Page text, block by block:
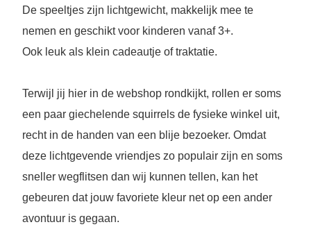
De speeltjes zijn lichtgewicht, makkelijk mee te
nemen en geschikt voor kinderen vanaf 3+.
Ook leuk als klein cadeautje of traktatie.
Terwijl jij hier in de webshop rondkijkt, rollen er soms
een paar giechelende squirrels de fysieke winkel uit,
recht in de handen van een blije bezoeker. Omdat
deze lichtgevende vriendjes zo populair zijn en soms
sneller wegflitsen dan wij kunnen tellen, kan het
gebeuren dat jouw favoriete kleur net op een ander
avontuur is gegaan.